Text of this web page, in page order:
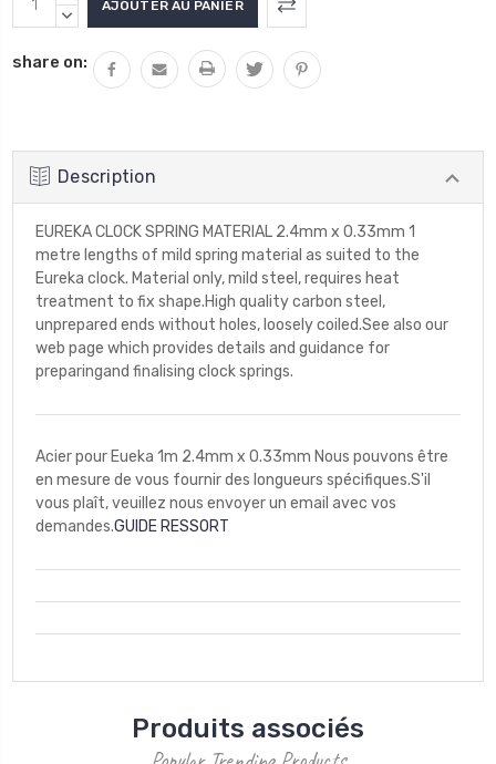
actuelLA
:
DIMINUER
QUANTITÉ
share on:
Description
EUREKA CLOCK SPRING MATERIAL 2.4mm x 0.33mm 1
metre lengths of mild spring material as suited to the
Eureka clock. Material only, mild steel, requires heat
treatment to fix shape.High quality carbon steel,
unprepared ends without holes, loosely coiled.See also our
web page which provides details and guidance for
preparingand finalising clock springs.
Acier pour Eueka 1m 2.4mm x 0.33mm Nous pouvons être
en mesure de vous fournir des longueurs spécifiques.S'il
vous plaît, veuillez nous envoyer un email avec vos
demandes.GUIDE RESSORT
Produits associés